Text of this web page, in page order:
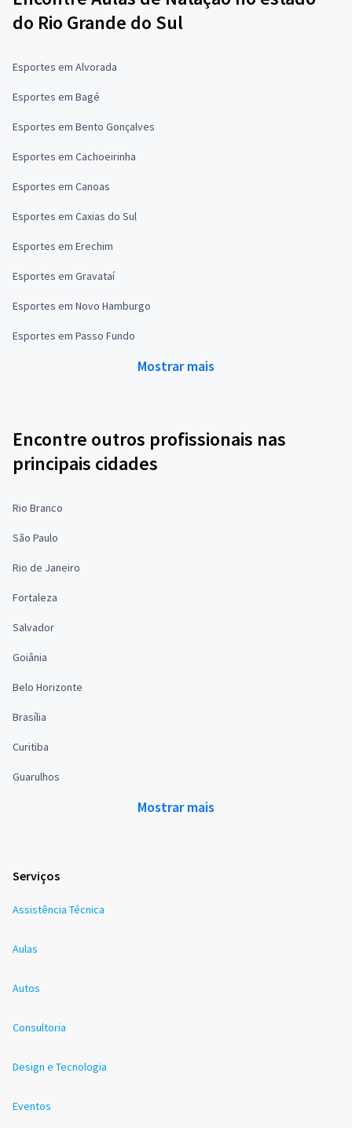
do Rio Grande do Sul
Esportes em Alvorada
Esportes em Bagé
Esportes em Bento Gonçalves
Esportes em Cachoeirinha
Esportes em Canoas
Esportes em Caxias do Sul
Esportes em Erechim
Esportes em Gravataí
Esportes em Novo Hamburgo
Esportes em Passo Fundo
Mostrar mais
Encontre outros profissionais nas
principais cidades
Rio Branco
São Paulo
Rio de Janeiro
Fortaleza
Salvador
Goiânia
Belo Horizonte
Brasília
Curitiba
Guarulhos
Mostrar mais
Serviços
Assistência Técnica
Aulas
Autos
Consultoria
Design e Tecnologia
Eventos